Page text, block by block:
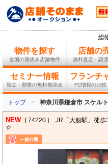
総
物件を探す
全国の居抜き店舗物件
店舗の
無料査定・譲
セミナー情報
独立・開業の無料勉強会
フランチ
FC情報の比較
トップ 神奈川県鎌倉市 スケル
NEW [ 74220 ]
JR「大船駅」徒
☆